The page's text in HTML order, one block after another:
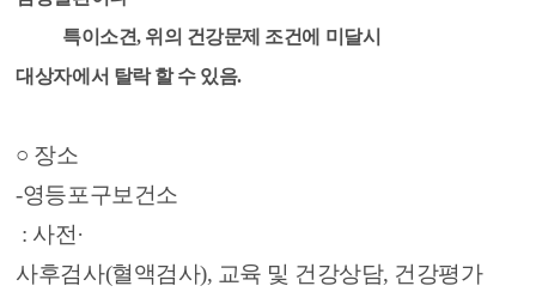
특이소견, 위의 건강문제 조건에 미달시
대상자에서 탈락 할 수 있음.
○ 장소
-영등포구보건소
: 사전·
사후검사(혈액검사), 교육 및 건강상담, 건강평가